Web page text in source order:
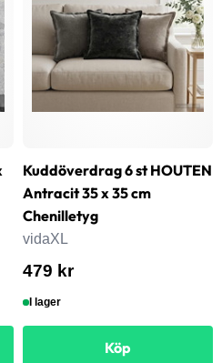
Kuddöverdrag 6 st HOUTEN
Antracit 35 x 35 cm
Chenilletyg
vidaXL
479 kr
I lager
Köp